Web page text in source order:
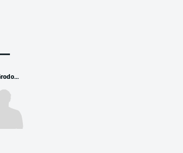
Joel Grodowski